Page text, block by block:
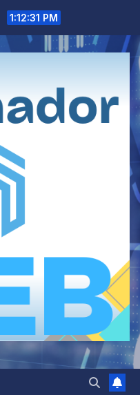
1:12:31 PM